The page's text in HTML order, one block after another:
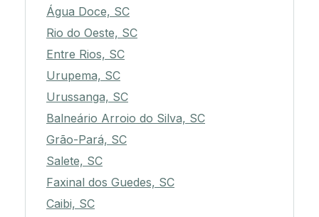
Água Doce, SC
Rio do Oeste, SC
Entre Rios, SC
Urupema, SC
Urussanga, SC
Balneário Arroio do Silva, SC
Grão-Pará, SC
Salete, SC
Faxinal dos Guedes, SC
Caibi, SC